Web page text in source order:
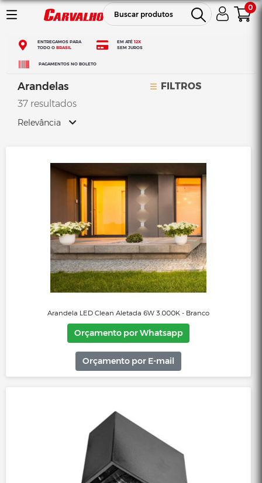
0
ENTREGAMOS PARA
TODO O BRASIL
EM ATÉ 12X
SEM JUROS
PAGAMENTOS NO BOLETO
Arandelas
37 resultados
Relevância
Mais Vendidos
Menor Preço
FILTROS
Arandela LED Clean Aletada 6W 3.000K - Branco
Orçamento por Whatsapp